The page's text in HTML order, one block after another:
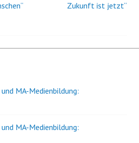
Zukunft ist jetzt“
MA-Medienbildung:
MA-Medienbildung: